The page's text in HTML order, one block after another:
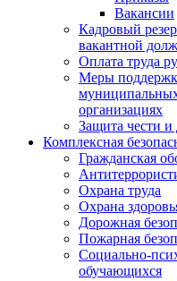
Вакансии
Кадровый
вакантной
Оплата труда
Меры
организациях
Защита чести и
Комплексная
Гражданская
Охрана труда
Охрана
Дорожная
Пожарная
Социально-
обучающихся